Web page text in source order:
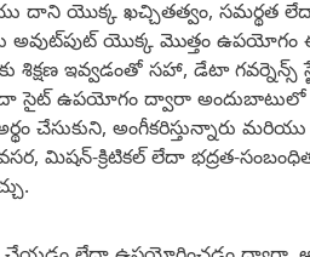
దాని యొక్క ఖచ్చితత్వం, సమర్థత లేదా
యొక్క మొత్తం ఉపయోగం
శిక్షణ ఇవ్వడంతో సహా, డేటా గవర్నెన్స్
సైట్ ఉపయోగం ద్వారా అందుబాటులో
చేసుకుని, అంగీకరిస్తున్నారు
మిషన్-క్రిటికల్ లేదా భద్రత-